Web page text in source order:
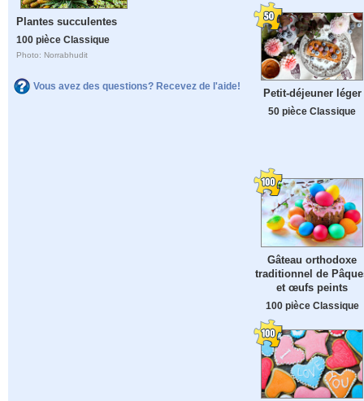
Plantes succulentes
100 pièce Classique
Photo: Norrabhudit
Vous avez des questions? Recevez de l'aide!
Petit-déjeuner léger
50 pièce Classique
Gâteau orthodoxe
traditionnel de
et œufs peints
100 pièce Classique